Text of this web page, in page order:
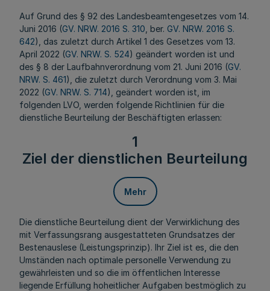
Auf Grund des § 92 des Landesbeamtengesetzes vom 14.
Juni 2016 (GV. NRW. 2016 S. 310 , ber. GV. NRW. 2016 S.
642), das zuletzt durch Artikel 1 des Gesetzes vom 13.
April 2022 (GV. NRW. S. 524) geändert worden ist und
des § 8 der Laufbahnverordnung vom 21. Juni 2016 (GV.
NRW. S. 461), die zuletzt durch Verordnung vom 3. Mai
2022 (GV. NRW. S. 714), geändert worden ist, im
folgenden LVO, werden folgende Richtlinien für die
dienstliche Beurteilung der Beschäftigten erlassen:
1
Ziel der dienstlichen Beurteilung
Mehr
Die dienstliche Beurteilung dient der Verwirklichung des
mit Verfassungsrang ausgestatteten Grundsatzes der
Bestenauslese (Leistungsprinzip). Ihr Ziel ist es, die den
Umständen nach optimale personelle Verwendung zu
gewährleisten und so die im öffentlichen Interesse
liegende Erfüllung hoheitlicher Aufgaben bestmöglich zu